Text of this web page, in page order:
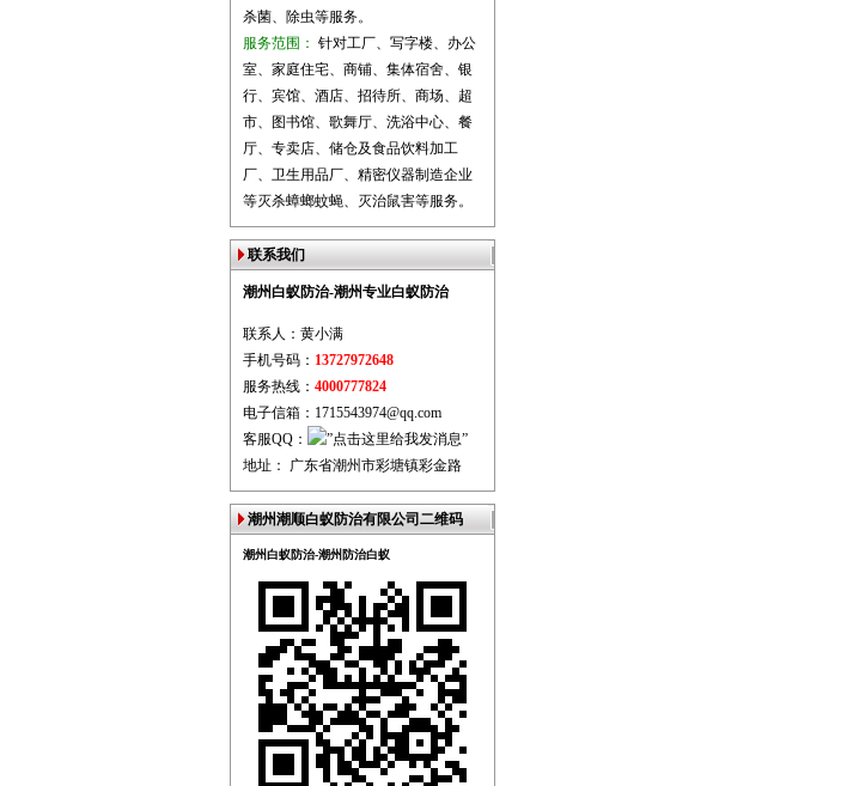
杀菌、除虫等服务。
服务范围： 针对工厂、写字楼、办公
室、家庭住宅、商铺、集体宿舍、银
行、宾馆、酒店、招待所、商场、超
市、图书馆、歌舞厅、洗浴中心、餐
厅、专卖店、储仓及食品饮料加工
厂、卫生用品厂、精密仪器制造企业
等灭杀蟑螂蚊蝇、灭治鼠害等服务。
联系我们
潮州白蚁防治-潮州专业白蚁防治
联系人：黄小满
手机号码： 13727972648
服务热线： 4000777824
电子信箱：1715543974@qq.com
客服QQ：
地址： 广东省潮州市彩塘镇彩金路
潮州潮顺白蚁防治有限公司二维码
潮州白蚁防治-潮州防治白蚁